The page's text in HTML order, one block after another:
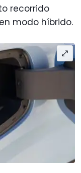
recorrido
modo híbrido.